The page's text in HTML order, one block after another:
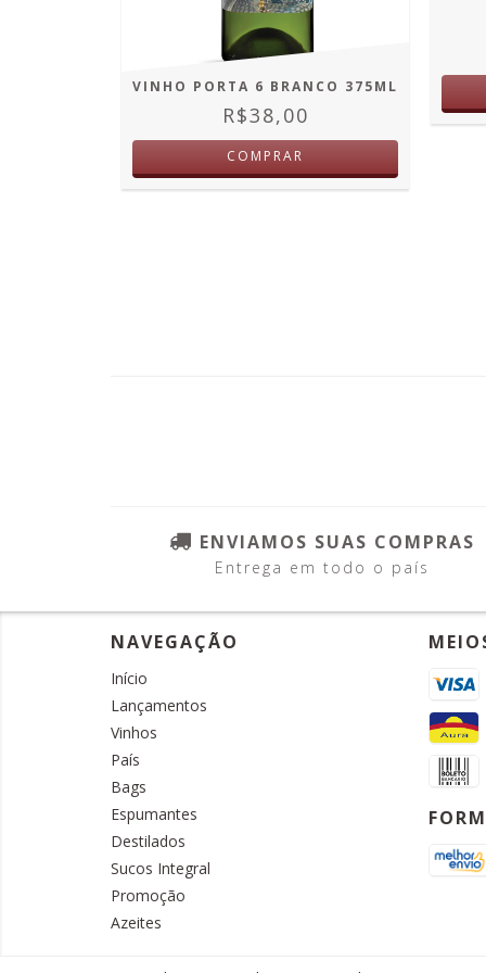
VINHO PORTA 6 BRANCO 375ML
R$38,00
COMPRAR
ENVIAMOS SUAS COMPRAS
Entrega em todo o país
NAVEGAÇÃO
Início
Lançamentos
Vinhos
País
Bags
Espumantes
Destilados
Sucos Integral
Promoção
Azeites